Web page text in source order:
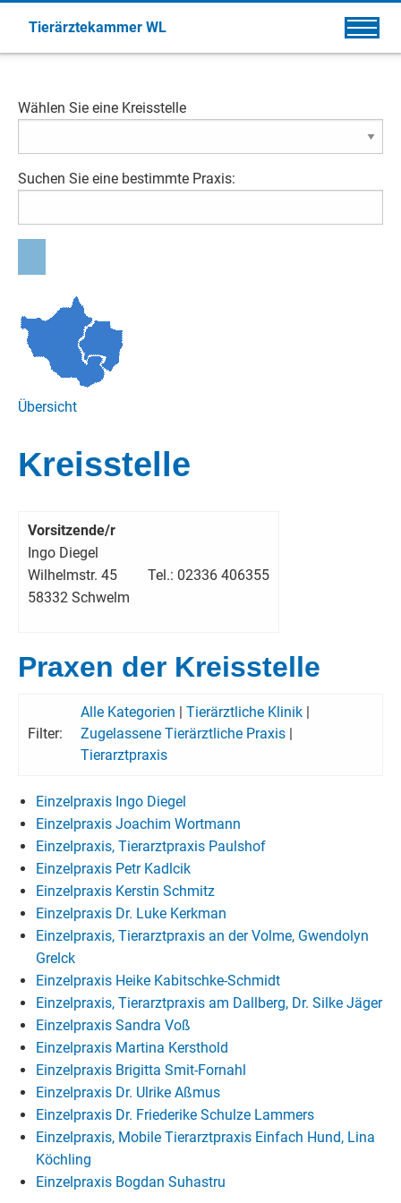
Tierärztekammer WL
Wählen Sie eine Kreisstelle
Suchen Sie eine bestimmte Praxis:
Übersicht
Kreisstelle
Vorsitzende/r
Ingo Diegel
Wilhelmstr. 45
58332 Schwelm
Tel.: 02336 406355
Praxen der Kreisstelle
Filter:
Alle Kategorien Tierärztliche Klinik
Zugelassene Tierärztliche Praxis
Tierarztpraxis
Einzelpraxis Ingo Diegel
Einzelpraxis Joachim Wortmann
Einzelpraxis, Tierarztpraxis Paulshof
Einzelpraxis Petr Kadlcik
Einzelpraxis Kerstin Schmitz
Einzelpraxis Dr. Luke Kerkman
Einzelpraxis, Tierarztpraxis an der Volme, Gwendolyn
Grelck
Einzelpraxis Heike Kabitschke-Schmidt
Einzelpraxis, Tierarztpraxis am Dallberg, Dr. Silke Jäger
Einzelpraxis Sandra Voß
Einzelpraxis Martina Kersthold
Einzelpraxis Brigitta Smit-Fornahl
Einzelpraxis Dr. Ulrike Aßmus
Einzelpraxis Dr. Friederike Schulze Lammers
Einzelpraxis, Mobile Tierarztpraxis Einfach Hund, Lina
Köchling
Einzelpraxis Bogdan Suhastru